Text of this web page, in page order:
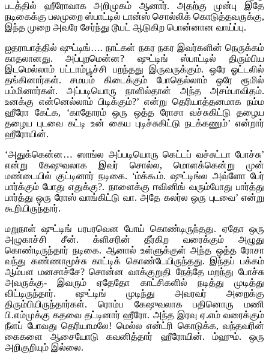
படத்தில் ஹீரோவாக அறிமுகம் ஆனார். அதற்கு முன்பு இதே
நடிகைக்கு பலமுறை ஸ்பாட்டில் டான்ஸ் சொல்லிக் கொடுத்தவருக்கு,
இந்த முறை அவரே சேர்ந்து டூயட் ஆடுகிற பொன்னான வாய்ப்பு.
ஐதராபாத்தில் ஷுட்டிங்…. நாட்கள் நகர நகர இவர்களின் நெருக்கம்
காதலானது. அப்புறமென்ன? ஷுட்டிங் ஸ்பாட்டில் திரும்பிய
இடமெல்லாம் பட்டாம்பூச்சி பறந்தது இருவருக்கும். ஒரே ஓட்டலில்
தங்கினார்கள். சமயம் கிடைக்கும் போதெல்லாம் ஒரே ரூமில்
பம்மினார்கள். அப்படியொரு நாளில்தான் அந்த அசம்பாவிதம்.
உனக்கு என்னெல்லாம் பிடிக்கும்?’ என்று தெரியாத்தனமாக நம்ம
ஹீரோ கேட்க, ‘காதோரம் ஒரு ஒத்த ரோசா வச்சுகிட்டு தழைய
தழைய புடவை கட்டி உன் கைய புடிச்சுகிட்டு நடக்கணும்’ என்றார்
ஹீரோயின்.
‘அதுக்கென்ன… ஸாங்ல அப்படியொரு கெட்டப் வச்சுட்டா போச்சு’
என்று கேஷுவலாக இவர் சொல்ல, மொளக்கென்று முன்
மண்டையில் குட்டினார் நடிகை. ‘ம்க்கூம். ஷுட்டிங்ல அவ்ளோ பேர்
பார்க்கும் போது எதுக்கு?. நாளைக்கு ஈவினிங் வரும்போது பார்த்து
பார்த்து ஒரு ரோஸ் வாங்கிட்டு வா. அதே கலர்ல ஒரு புடவை’ என்று
கூறியிருந்தார்.
மறுநாள் ஷுட்டிங் பரபரவென போய் கொண்டிருந்தது. ஏதோ ஒரு
அழுகாச்சி சீன். க்ளிசரின் தீர்கிற வரைக்கும் அழுது
கொண்டிருந்தார் நடிகை. ஆனால் உள்ளுக்குள் அந்த ஒத்த ரோசா
வந்து கண்ணாமூச்சு காட்டிக் கொண்டேயிருந்தது. இந்தப் பக்கம்
ஆம்பள மனசாச்சே? சொன்ன வாக்குறுதி நேத்தே மறந்து போச்சு
அவருக்கு- இவரும் ஏதேதோ காட்சிகளில் நடித்து முடித்து
விட்டிருந்தார். ஷுட்டிங் முடிந்து அவரவர் அறைக்கு
திரும்பியிருந்தார்கள். ரொம்ப கேஷுவலாக பதினொரு மணி
பி.எம்முக்கு கதவை தட்டினார் ஹீரோ. அந்த இரவு ஏ.எம் வரைக்கும்
நீளப் போவது தெரியாமலே! மெல்ல என்ட்ரி கொடுக்க, வந்தவரின்
கைகளை ஆசையோடு கவனித்தார் ஹீரோயின். ம்ஹும். ஒரு
அறிகுறியும் இல்லை.